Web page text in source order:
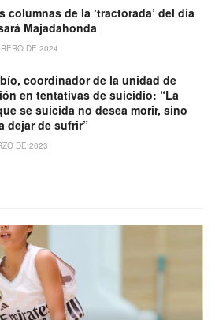
columnas de la ‘tractorada’ del día
Majadahonda
DE 2024
coordinador de la unidad de
en tentativas de suicidio: “La
se suicida no desea morir, sino
dejar de sufrir”
DE 2023